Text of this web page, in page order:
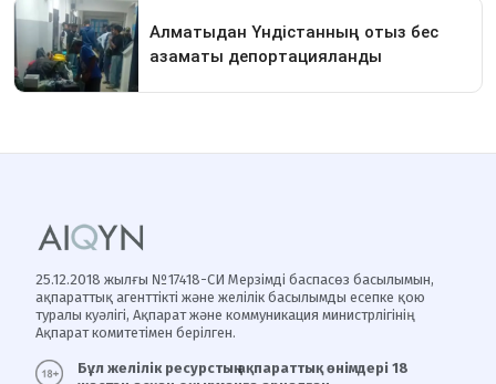
25.12.2018 жылғы №17418-СИ Мерзімді баспасөз басылымын,
ақпараттық агенттікті және желілік басылымды есепке қою
туралы куәлігі, Ақпарат және коммуникация министрлігінің
Ақпарат комитетімен берілген.
Бұл желілік ресурстың ақпараттық өнімдері 18